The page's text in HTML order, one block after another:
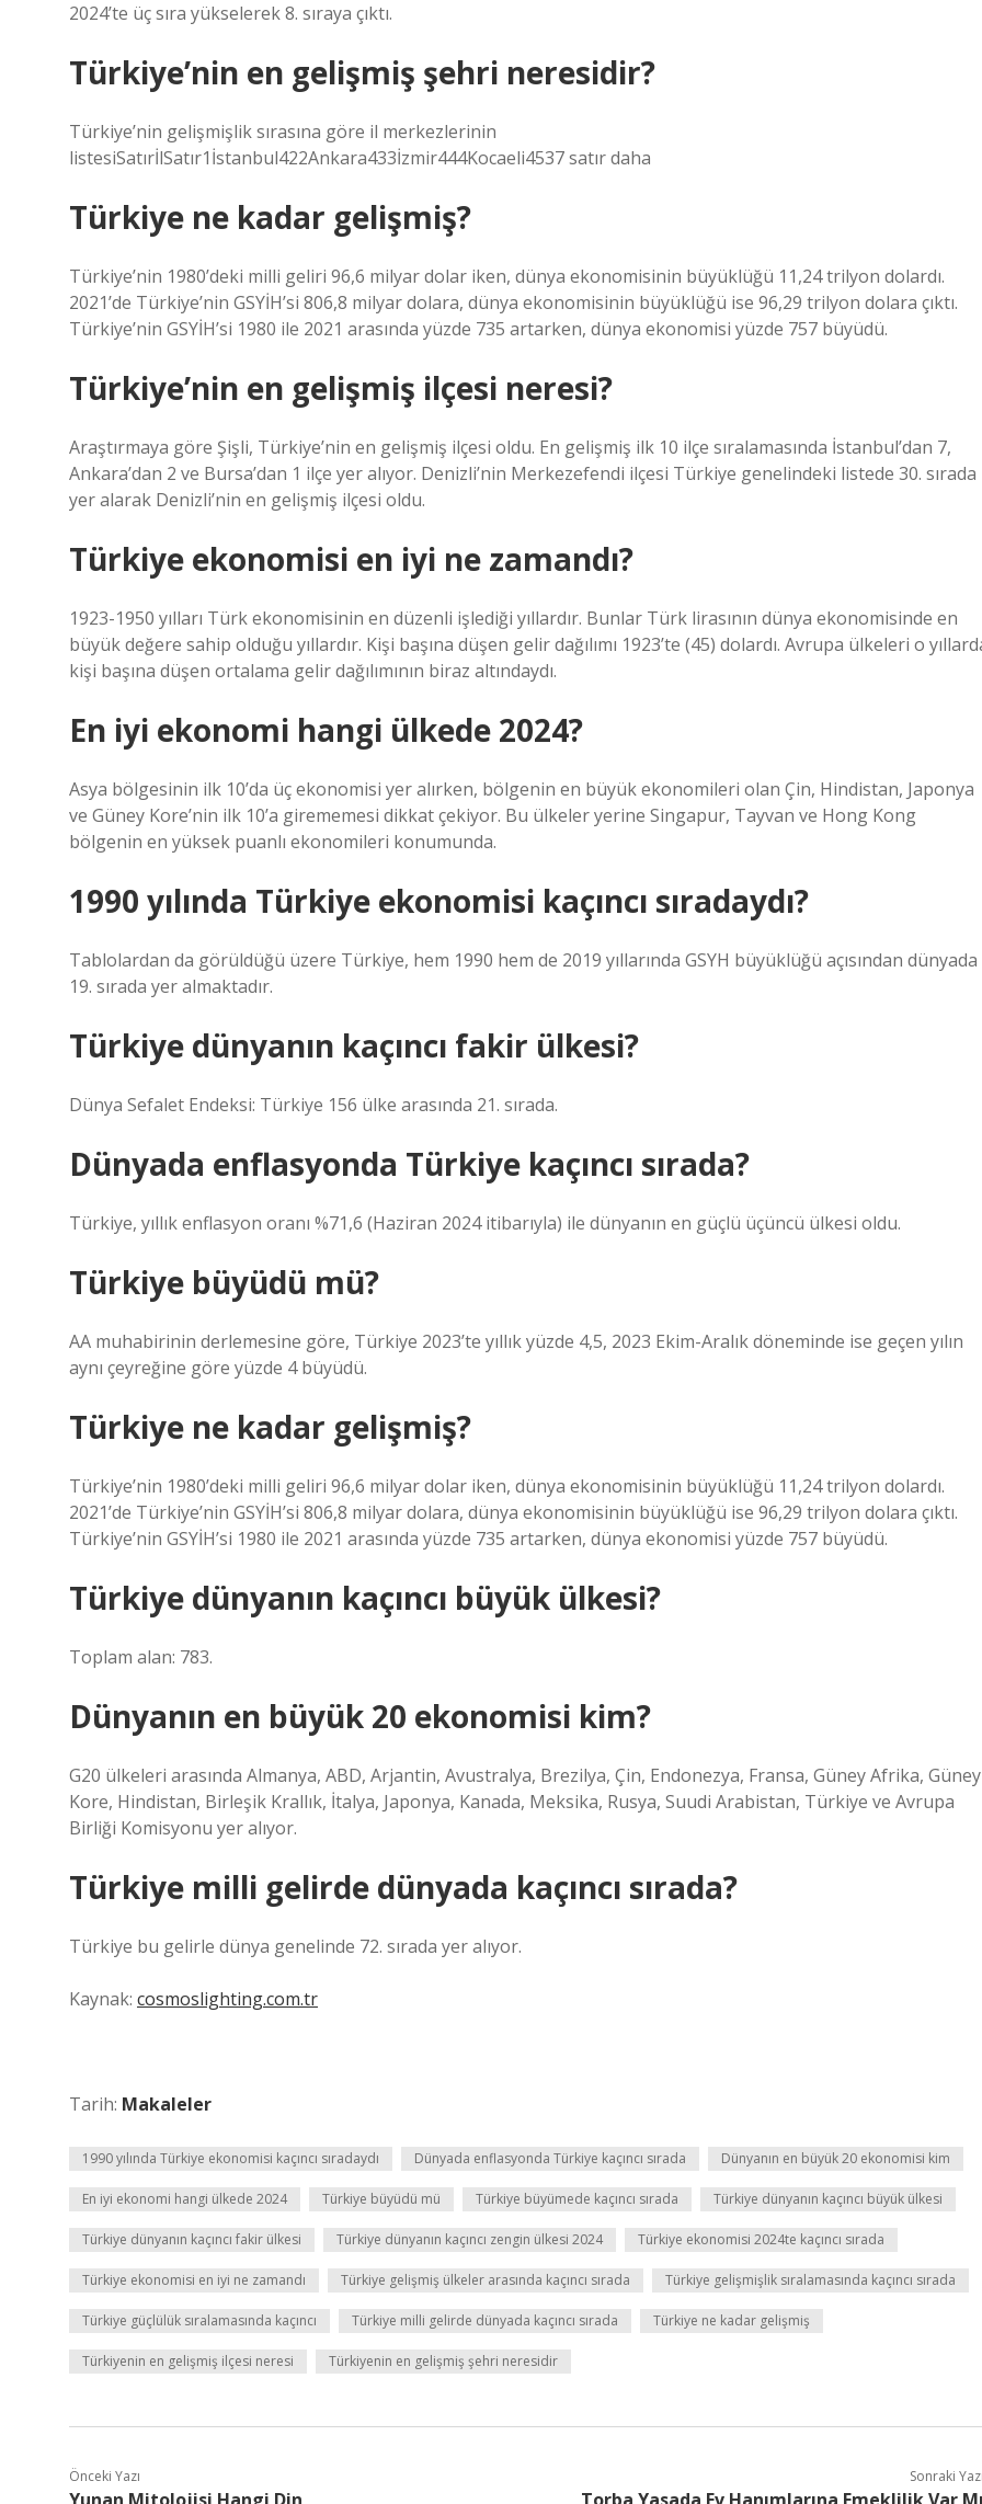
2024’te üç sıra yükselerek 8. sıraya çıktı.
Türkiye’nin en gelişmiş şehri neresidir?
Türkiye’nin gelişmişlik sırasına göre il merkezlerinin
listesiSatırİlSatır1İstanbul422Ankara433İzmir444Kocaeli4537 satır daha
Türkiye ne kadar gelişmiş?
Türkiye’nin 1980’deki milli geliri 96,6 milyar dolar iken, dünya ekonomisinin büyüklüğü 11,24 trilyon dolardı.
2021’de Türkiye’nin GSYİH’si 806,8 milyar dolara, dünya ekonomisinin büyüklüğü ise 96,29 trilyon dolara çıktı.
Türkiye’nin GSYİH’si 1980 ile 2021 arasında yüzde 735 artarken, dünya ekonomisi yüzde 757 büyüdü.
Türkiye’nin en gelişmiş ilçesi neresi?
Araştırmaya göre Şişli, Türkiye’nin en gelişmiş ilçesi oldu. En gelişmiş ilk 10 ilçe sıralamasında İstanbul’dan 7,
Ankara’dan 2 ve Bursa’dan 1 ilçe yer alıyor. Denizli’nin Merkezefendi ilçesi Türkiye genelindeki listede 30. sırada
yer alarak Denizli’nin en gelişmiş ilçesi oldu.
Türkiye ekonomisi en iyi ne zamandı?
1923-1950 yılları Türk ekonomisinin en düzenli işlediği yıllardır. Bunlar Türk lirasının dünya ekonomisinde en
büyük değere sahip olduğu yıllardır. Kişi başına düşen gelir dağılımı 1923’te (45) dolardı. Avrupa ülkeleri o
kişi başına düşen ortalama gelir dağılımının biraz altındaydı.
En iyi ekonomi hangi ülkede 2024?
Asya bölgesinin ilk 10’da üç ekonomisi yer alırken, bölgenin en büyük ekonomileri olan Çin, Hindistan, Japonya
ve Güney Kore’nin ilk 10’a girememesi dikkat çekiyor. Bu ülkeler yerine Singapur, Tayvan ve Hong Kong
bölgenin en yüksek puanlı ekonomileri konumunda.
1990 yılında Türkiye ekonomisi kaçıncı sıradaydı?
Tablolardan da görüldüğü üzere Türkiye, hem 1990 hem de 2019 yıllarında GSYH büyüklüğü açısından dünyada
19. sırada yer almaktadır.
Türkiye dünyanın kaçıncı fakir ülkesi?
Dünya Sefalet Endeksi: Türkiye 156 ülke arasında 21. sırada.
Dünyada enflasyonda Türkiye kaçıncı sırada?
Türkiye, yıllık enflasyon oranı %71,6 (Haziran 2024 itibarıyla) ile dünyanın en güçlü üçüncü ülkesi oldu.
Türkiye büyüdü mü?
AA muhabirinin derlemesine göre, Türkiye 2023’te yıllık yüzde 4,5, 2023 Ekim-Aralık döneminde ise geçen yılın
aynı çeyreğine göre yüzde 4 büyüdü.
Türkiye ne kadar gelişmiş?
Türkiye’nin 1980’deki milli geliri 96,6 milyar dolar iken, dünya ekonomisinin büyüklüğü 11,24 trilyon dolardı.
2021’de Türkiye’nin GSYİH’si 806,8 milyar dolara, dünya ekonomisinin büyüklüğü ise 96,29 trilyon dolara çıktı.
Türkiye’nin GSYİH’si 1980 ile 2021 arasında yüzde 735 artarken, dünya ekonomisi yüzde 757 büyüdü.
Türkiye dünyanın kaçıncı büyük ülkesi?
Toplam alan: 783.
Dünyanın en büyük 20 ekonomisi kim?
G20 ülkeleri arasında Almanya, ABD, Arjantin, Avustralya, Brezilya, Çin, Endonezya, Fransa, Güney Afrika, Güney
Kore, Hindistan, Birleşik Krallık, İtalya, Japonya, Kanada, Meksika, Rusya, Suudi Arabistan, Türkiye ve Avrupa
Birliği Komisyonu yer alıyor.
Türkiye milli gelirde dünyada kaçıncı sırada?
Türkiye bu gelirle dünya genelinde 72. sırada yer alıyor.
Kaynak: cosmoslighting.com.tr
Tarih: Makaleler
1990 yılında Türkiye ekonomisi kaçıncı sıradaydı Dünyada enflasyonda Türkiye kaçıncı sırada Dünyanın en büyük 20 ekonomisi kim
En iyi ekonomi hangi ülkede 2024 Türkiye büyüdü mü Türkiye büyümede kaçıncı sırada Türkiye dünyanın kaçıncı büyük ülkesi
Türkiye dünyanın kaçıncı fakir ülkesi Türkiye dünyanın kaçıncı zengin ülkesi 2024 Türkiye ekonomisi 2024te kaçıncı sırada
Türkiye ekonomisi en iyi ne zamandı Türkiye gelişmiş ülkeler arasında kaçıncı sırada Türkiye gelişmişlik sıralamasında kaçıncı sırada
Türkiye güçlülük sıralamasında kaçıncı Türkiye milli gelirde dünyada kaçıncı sırada Türkiye ne kadar gelişmiş
Türkiyenin en gelişmiş ilçesi neresi Türkiyenin en gelişmiş şehri neresidir
Önceki Yazı Sonraki